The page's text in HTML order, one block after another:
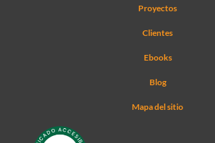
Proyectos
Clientes
Ebooks
Blog
Mapa del sitio